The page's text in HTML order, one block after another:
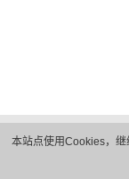
本站点使用Cookies，